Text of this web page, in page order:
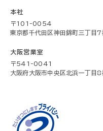
本社
〒101-0054
東京都千代田区神田錦町三丁目
大阪営業室
〒541-0041
大阪府大阪市中央区北浜一丁目